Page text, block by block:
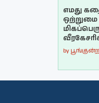
எமது
ஒற்றுமை
by